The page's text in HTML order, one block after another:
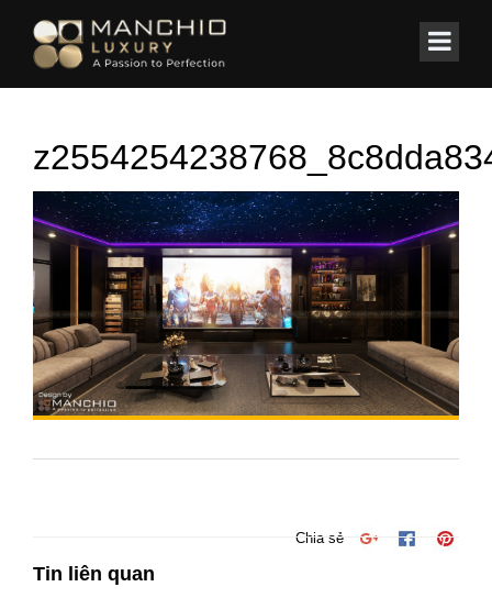
Home/BIỆT THỰ/ Thiết kế Kiến trúc/Nội thất Biệt Thự Biển
Chia sẻ
Tin liên quan